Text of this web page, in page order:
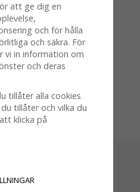
vår
att ge dig en
och för hålla
och säkra. För
vi in information om
och deras
tillåter alla cookies
tillåter och vilka du
klicka på